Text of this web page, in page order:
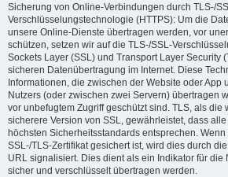
Sicherung von Online-Verbindungen durch TLS-/
Verschlüsselungstechnologie (HTTPS): Um die
unsere Online-Dienste übertragen werden, vor
schützen, setzen wir auf die TLS-/SSL-
Sockets Layer (SSL) und Transport Layer Security
sicheren Datenübertragung im Internet. Diese
Informationen, die zwischen der Website oder App
Nutzers (oder zwischen zwei Servern) übertragen
vor unbefugtem Zugriff geschützt sind. TLS, als die
sicherere Version von SSL, gewährleistet, dass
höchsten Sicherheitsstandards entsprechen.
SSL-/TLS-Zertifikat gesichert ist, wird dies durch
URL signalisiert. Dies dient als ein Indikator für die
sicher und verschlüsselt übertragen werden.